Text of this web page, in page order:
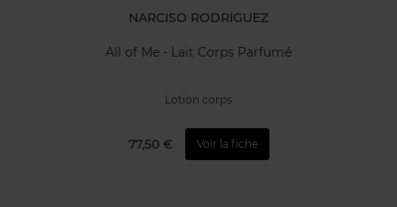
NARCISO RODRIGUEZ
All of Me - Lait Corps Parfumé
Lotion corps
77,50 € Voir la fiche